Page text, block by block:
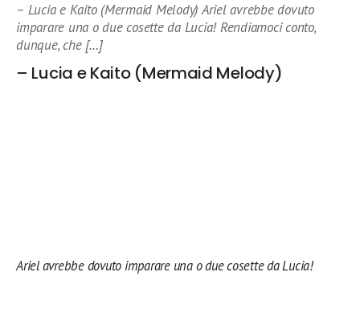
– Lucia e Kaito (Mermaid Melody) Ariel avrebbe dovuto
imparare una o due cosette da Lucia! Rendiamoci conto,
dunque, che […]
– Lucia e Kaito (Mermaid Melody)
Ariel avrebbe dovuto imparare una o due cosette da Lucia!